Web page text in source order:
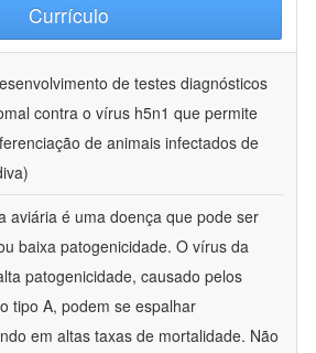
Currículo
de testes diagnósticos
contra o vírus h5n1 que permite
de animais infectados de
aviária é uma doença que pode ser
baixa patogenicidade. O vírus da
patogenicidade, causado pelos
tipo A, podem se espalhar
em altas taxas de mortalidade. Não